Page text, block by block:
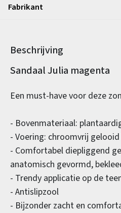
Fabrikant
Beschrijving
Productinformatie
Sandaal Julia magenta
Een must-have voor deze
- Bovenmateriaal:
- Voering: chroomvrij
- Comfortabel diepliggend
anatomisch gevormd,
- Trendy applicatie op de
- Antislipzool
- Bijzonder zacht en